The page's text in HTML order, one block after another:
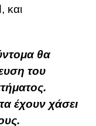
και
θα
του
έχουν χάσει